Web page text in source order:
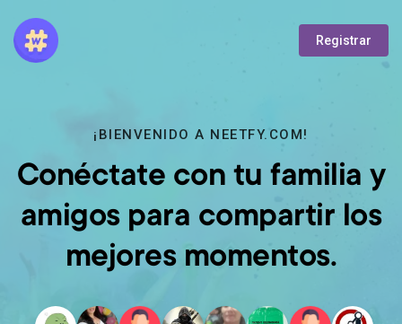
Registrar
¡BIENVENIDO A NEETFY.COM!
Conéctate con tu familia y
amigos para compartir los
mejores momentos.